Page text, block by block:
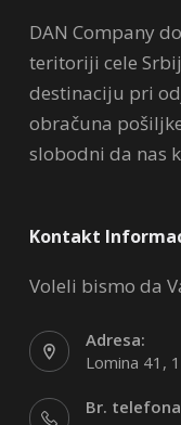
DAN Company
teritoriji cele
destinaciju pri
obračuna
slobodni da nas
Kontakt
Voleli bismo da
Adresa:
Lomina 41,
Br.